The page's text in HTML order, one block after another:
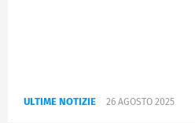
ULTIME NOTIZIE 26 AGOSTO 2025